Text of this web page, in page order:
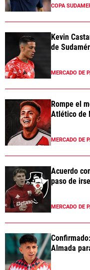
COPA
Kevin
de
MERCADO DE
Rompe el
Atlético de
MERCADO DE
Acuerdo
paso de
MERCADO DE
Almada